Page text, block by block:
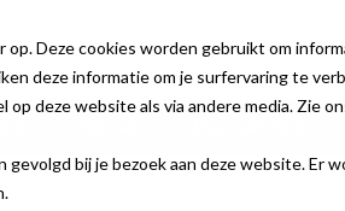
Deze cookies worden gebruikt om
deze informatie om je surfervaring te
deze website als via andere media. Zie
bij je bezoek aan deze website. Er